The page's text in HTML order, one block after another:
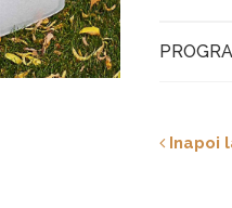
Inapoi